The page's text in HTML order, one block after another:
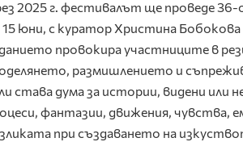
2025 г. фестивалът ще проведе
15 юни, с куратор Христина
провокира участниците в
размишлението и
става дума за истории, видени или
фантазии, движения, чувства,
при създаването на